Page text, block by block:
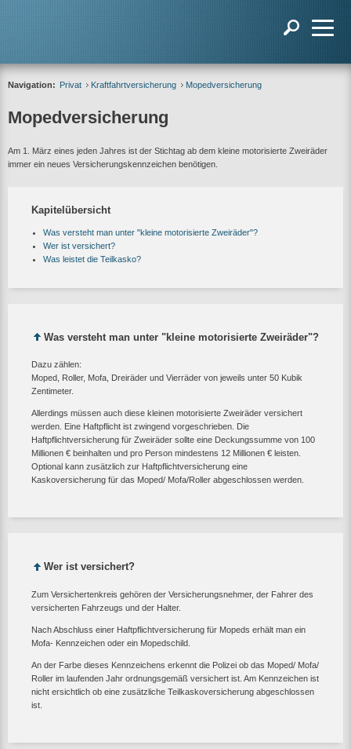
Navigation: Privat Kraftfahrtversicherung Mopedversicherung
Mopedversicherung
Am 1. März eines jeden Jahres ist der Stichtag ab dem kleine motorisierte Zweiräder
immer ein neues Versicherungskennzeichen benötigen.
Kapitelübersicht
Was versteht man unter "kleine motorisierte Zweiräder"?
Wer ist versichert?
Was leistet die Teilkasko?
Was versteht man unter "kleine motorisierte Zweiräder"?
Dazu zählen:
Moped, Roller, Mofa, Dreiräder und Vierräder von jeweils unter 50 Kubik
Zentimeter.
Allerdings müssen auch diese kleinen motorisierte Zweiräder versichert
werden. Eine Haftpflicht ist zwingend vorgeschrieben. Die
Haftpflichtversicherung für Zweiräder sollte eine Deckungssumme von 100
Millionen € beinhalten und pro Person mindestens 12 Millionen € leisten.
Optional kann zusätzlich zur Haftpflichtversicherung eine
Kaskoversicherung für das Moped/ Mofa/Roller abgeschlossen werden.
Wer ist versichert?
Zum Versichertenkreis gehören der Versicherungsnehmer, der Fahrer des
versicherten Fahrzeugs und der Halter.
Nach Abschluss einer Haftpflichtversicherung für Mopeds erhält man ein
Mofa- Kennzeichen oder ein Mopedschild.
An der Farbe dieses Kennzeichens erkennt die Polizei ob das Moped/ Mofa/
Roller im laufenden Jahr ordnungsgemäß versichert ist. Am Kennzeichen ist
nicht ersichtlich ob eine zusätzliche Teilkaskoversicherung abgeschlossen
ist.